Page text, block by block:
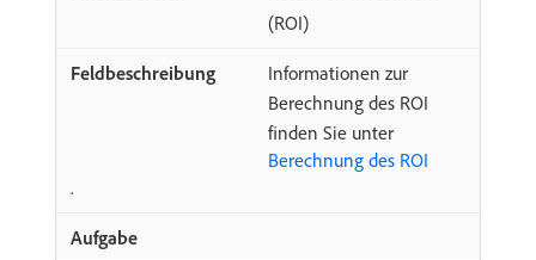
(ROI)
Informationen zur
Berechnung des ROI
finden Sie unter
Berechnung des ROI
.